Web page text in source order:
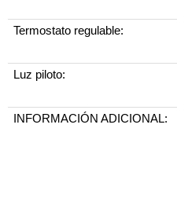
Termostato regulable:
Luz piloto:
INFORMACIÓN ADICIONAL: